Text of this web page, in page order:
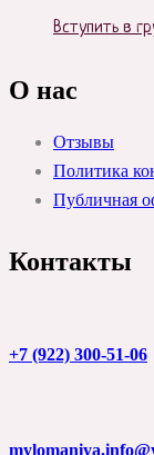
Вступить в
О нас
Отзывы
Политика
Публичная
Контакты
+7 (922) 300-51-06